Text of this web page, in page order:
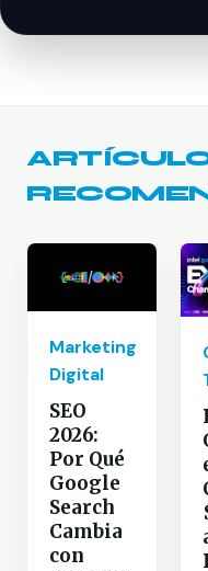
Marketing
Digital
SEO
2026:
Por Qué
Google
Search
Cambia
con